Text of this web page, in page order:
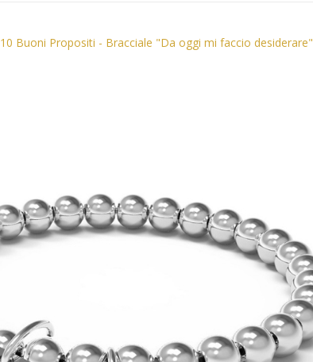
10 Buoni Propositi - Bracciale "Da oggi mi faccio desiderare"